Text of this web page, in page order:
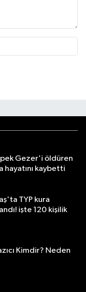
Gezer'i öldüren
hayatını kaybetti
TYP kura
işte 120 kişilik
Kimdir? Neden